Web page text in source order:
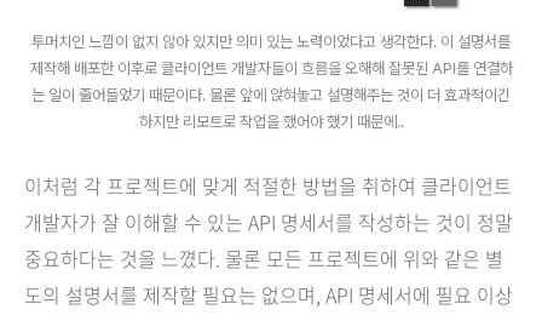
투머치인 느낌이 없지 않아 있지만 의미 있는 노력이었다고 생각한다. 이 설명서를
제작해 배포한 이후로 클라이언트 개발자들이 흐름을 오해해 잘못된 API를 연결하
는 일이 줄어들었기 때문이다. 물론 앞에 앉혀놓고 설명해주는 것이 더 효과적이긴
하지만 리모트로 작업을 했어야 했기 때문에..
이처럼 각 프로젝트에 맞게 적절한 방법을 취하여 클라이언트
개발자가 잘 이해할 수 있는 API 명세서를 작성하는 것이 정말
중요하다는 것을 느꼈다. 물론 모든 프로젝트에 위와 같은 별
도의 설명서를 제작할 필요는 없으며, API 명세서에 필요 이상